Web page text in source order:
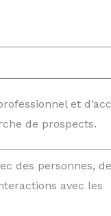
et
de prospects.
des personnes, de
avec les